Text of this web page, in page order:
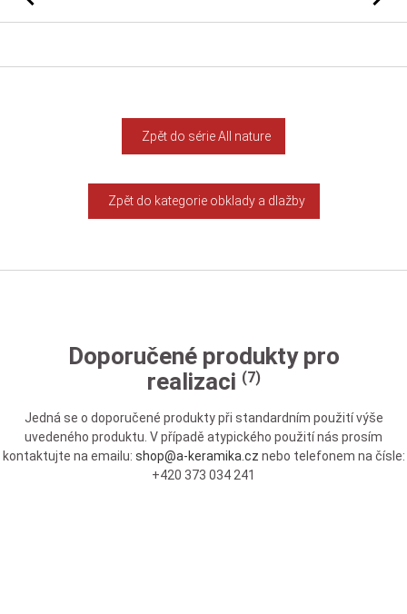
Zpět do série All nature
Zpět do kategorie obklady a dlažby
Doporučené produkty pro
realizaci (7)
Jedná se o doporučené produkty při standardním použití výše
uvedeného produktu. V případě atypického použití nás prosím
kontaktujte na emailu: shop@a-keramika.cz nebo telefonem na čísle:
+420 373 034 241